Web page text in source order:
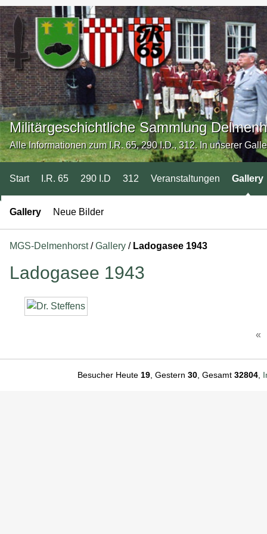
Militärgeschichtliche Sammlung
Alle Informationen zum I.R. 65, 290 I.D., 312. In unserer
Start I.R. 65 290 I.D 312 Veranstaltungen Gallery
Gallery Neue Bilder
MGS-Delmenhorst/Gallery / Ladogasee 1943
Ladogasee 1943
«
Besucher Heute 19, Gestern 30, Gesamt 32804,